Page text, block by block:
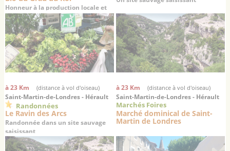
Honneur à la production locale et
aux produits biologiques
à 23 Km (distance à vol d'oiseau)
Saint-Martin-de-Londres - Hérault
Randonnées
Le Ravin des Arcs
Randonnée dans un site sauvage
saisissant
à 23 Km (distance à vol d'oiseau)
Saint-Martin-de-Londres - Hérault
Marchés Foires
Marché dominical de Saint-
Martin de Londres